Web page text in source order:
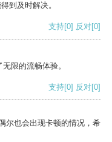
到及时解决。
支持[0] 反对[0]
限的流畅体验。
支持[0] 反对[0]
尔也会出现卡顿的情况，希